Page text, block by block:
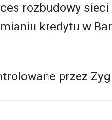
rozbudowy
kredytu w
przez